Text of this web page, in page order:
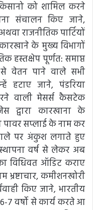
को शामिल करने
संचालन किए जाने,
राजनीतिक पार्टियों
के मुख्य विभागों
हस्तक्षेप पूर्णत: समाप्त
वेतन पाने वाले सभी
हटाए जाने, पंडरिया
वाली मेसर्स कैसटेक
द्वारा कारखाना के
सप्लाई के नाम कर
पर अंकुश लगाते हुए
वर्ष से लेकर अब
विधिवत ऑडिट कराए
भ्रष्टाचार, कमीशनखोरी
किए जाने, भारतीय
7 वर्षो से कार्य करते आ